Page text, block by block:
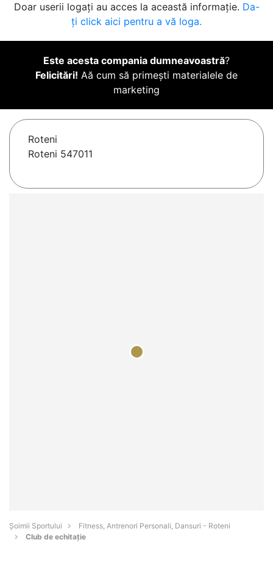
Doar userii logați au acces la această informație. Da-
ți click aici pentru a vă loga.
Este acesta compania dumneavoastră?
Felicitări! Aă cum să primești materialele de
marketing
Roteni
Roteni 547011
Șoimii Sportului
Fitness, Antrenori Personali, Dansuri - Roteni
Club de echitație